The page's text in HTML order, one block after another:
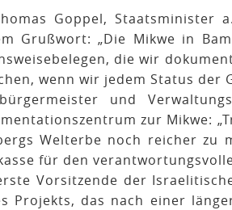
Goppel, Staatsminister
Grußwort: „Die Mikwe in
die wir
wenn wir jedem Status der
und
zur Mikwe:
Welterbe noch reicher zu
für den
Vorsitzende der
Projekts, das nach einer